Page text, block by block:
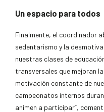
Un espacio para todos
Finalmente, el coordinador
sedentarismo y la
nuestras clases de
transversales que mejoran
motivación constante de
campeonatos internos
animen a participar”,